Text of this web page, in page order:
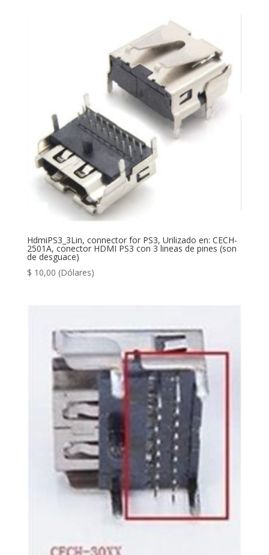
HdmiPS3_3Lin, connector for PS3, Urilizado en: CECH-
2501A, conector HDMI PS3 con 3 lineas de pines (son
de desguace)
$ 10,00 (Dólares)